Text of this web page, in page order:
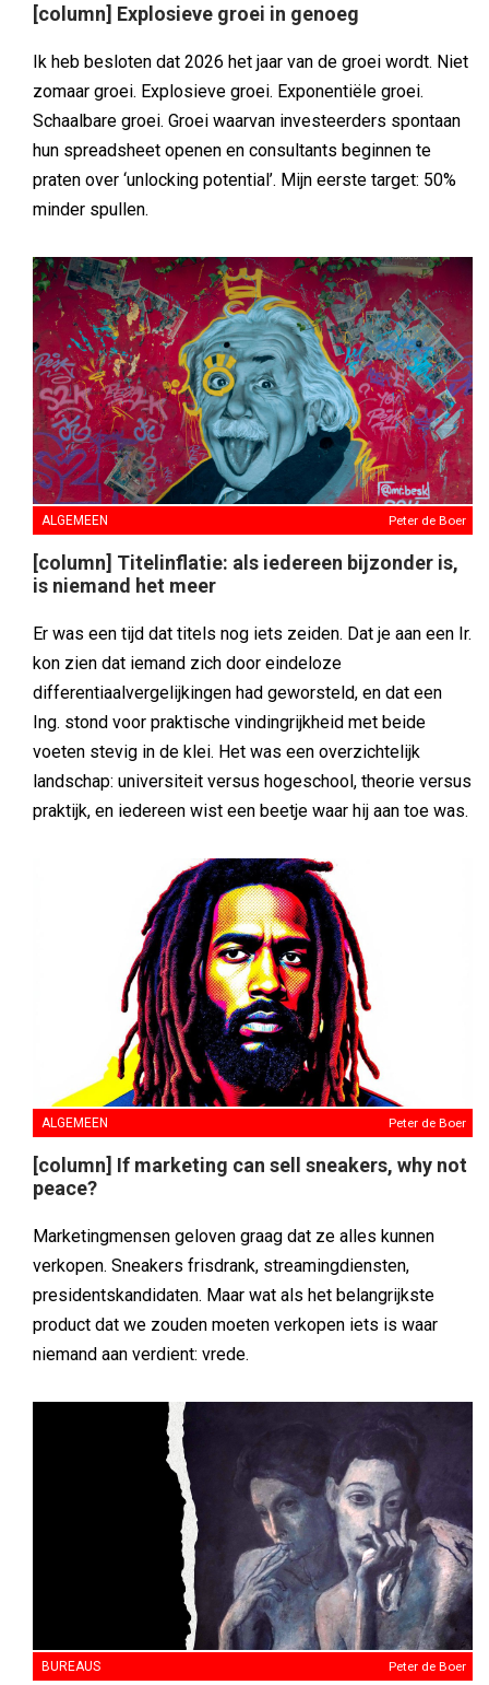
[column] Explosieve groei in genoeg
Ik heb besloten dat 2026 het jaar van de groei wordt. Niet
zomaar groei. Explosieve groei. Exponentiële groei.
Schaalbare groei. Groei waarvan investeerders spontaan
hun spreadsheet openen en consultants beginnen te
praten over ‘unlocking potential’. Mijn eerste target: 50%
minder spullen.
ALGEMEEN Peter de Boer
[column] Titelinflatie: als iedereen bijzonder is,
is niemand het meer
Er was een tijd dat titels nog iets zeiden. Dat je aan een Ir.
kon zien dat iemand zich door eindeloze
differentiaalvergelijkingen had geworsteld, en dat een
Ing. stond voor praktische vindingrijkheid met beide
voeten stevig in de klei. Het was een overzichtelijk
landschap: universiteit versus hogeschool, theorie versus
praktijk, en iedereen wist een beetje waar hij aan toe was.
ALGEMEEN Peter de Boer
[column] If marketing can sell sneakers, why not
peace?
Marketingmensen geloven graag dat ze alles kunnen
verkopen. Sneakers frisdrank, streamingdiensten,
presidentskandidaten. Maar wat als het belangrijkste
product dat we zouden moeten verkopen iets is waar
niemand aan verdient: vrede.
BUREAUS Peter de Boer